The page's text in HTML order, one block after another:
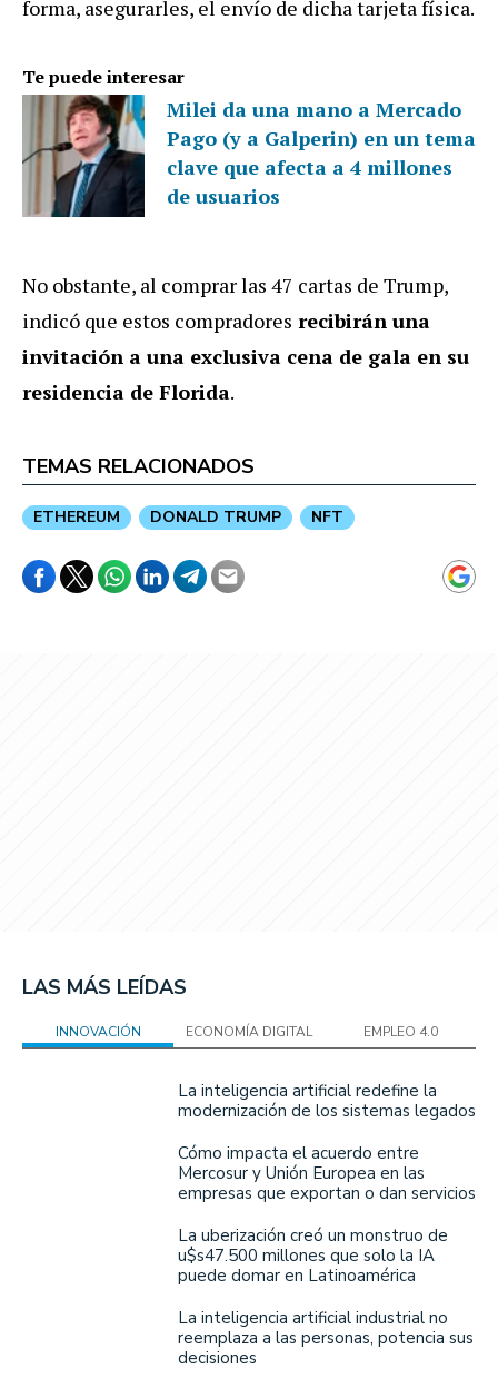
forma, asegurarles, el envío de dicha tarjeta física.
Te puede interesar
Milei da una mano a Mercado
Pago (y a Galperin) en un tema
clave que afecta a 4 millones
de usuarios
No obstante, al comprar las 47 cartas de Trump,
indicó que estos compradores recibirán una
invitación a una exclusiva cena de gala en su
residencia de Florida.
TEMAS RELACIONADOS
ETHEREUM DONALD TRUMP NFT
LAS MÁS LEÍDAS
INNOVACIÓN ECONOMÍA DIGITAL EMPLEO 4.0
La inteligencia artificial redefine la
modernización de los sistemas legados
Cómo impacta el acuerdo entre
Mercosur y Unión Europea en las
empresas que exportan o dan servicios
La uberización creó un monstruo de
u$s47.500 millones que solo la IA
puede domar en Latinoamérica
La inteligencia artificial industrial no
reemplaza a las personas, potencia sus
decisiones